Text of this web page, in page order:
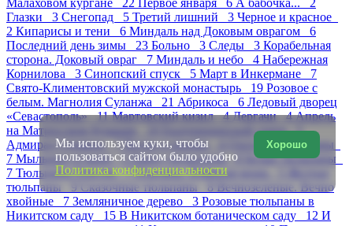
Глазки 3 Снегопад 5 Третий лишний 3 Черное и красное
2 Кипарисы и тени 6 Миндаль над Доковым оврагом 6
Последний день зимы 23 Больно 3 Следы 3 Корабельная
сторона. Доковый овраг 7 Миндаль и небо 4 Набережная
Корнилова 3 Синопский спуск 5 Март в Инкермане 7
Свято-Климентовский мужской монастырь 19 Розовое с
белым. Магнолия Суланжа 21 Абрикоса 6 Ледовый дворец
«Севастополь» 11Мартовский кизил 4Дергачи 4Апрель
на Матросском бульваре 10
Екатерининский сквер 5
Адмирал Сенявин 7Ветки и крыши 4
Охота на тюльпаны
7 Мыльные пузыри 5Парад тюльпанов 8
Белые тюльпаны
7 Тюльпаны Dotcom 7Платаны. Изящная мощь 5
тюльпаны 9 Сказочные тюльпаны 8 Вечнозеленые. Вечно
хвойные 7 Земляничное дерево 3 Розовые тюльпаны в
Никитском саду 15 В Никитском ботаническом саду 12 И
Хорошо
Мы используем куки, чтобы
пользоваться сайтом было удобно
Политика конфиденциальности